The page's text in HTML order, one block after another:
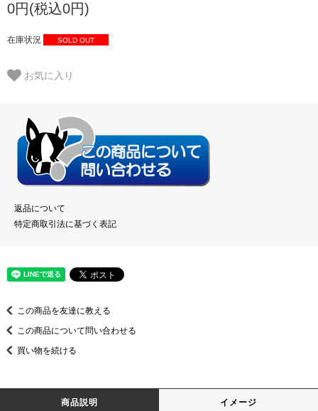
0円(税込0円)
在庫状況 SOLD OUT
お気に入り
返品について
特定商取引法に基づく表記
この商品を友達に教える
この商品について問い合わせる
買い物を続ける
商品説明 イメージ